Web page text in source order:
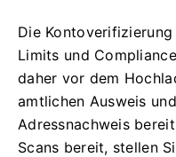
Die
Limits und
daher vor dem
amtlichen Ausweis
Adressnachweis
Scans bereit, stellen